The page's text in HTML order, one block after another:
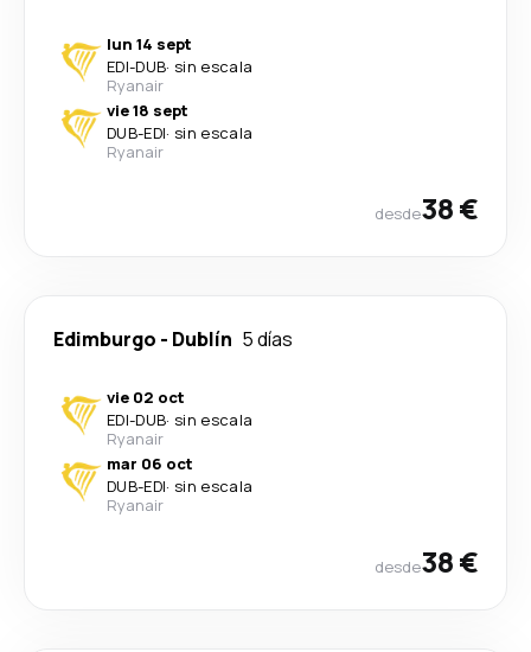
lun 14 sept
EDI-DUB· sin escala
Ryanair
vie 18 sept
DUB-EDI· sin escala
Ryanair
desde38 €
Edimburgo - Dublín 5 días
vie 02 oct
EDI-DUB· sin escala
Ryanair
mar 06 oct
DUB-EDI· sin escala
Ryanair
desde38 €